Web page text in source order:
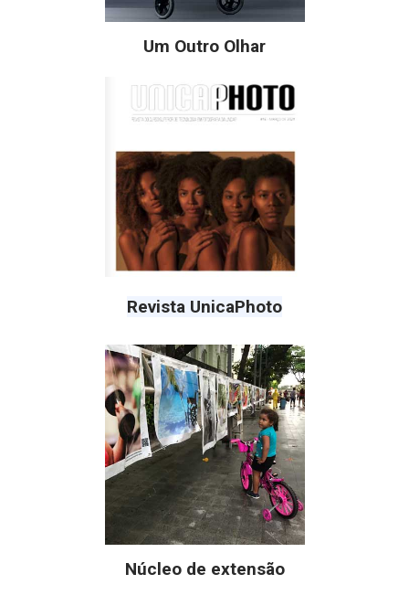
Um Outro Olhar
Revista UnicaPhoto
Núcleo de extensão